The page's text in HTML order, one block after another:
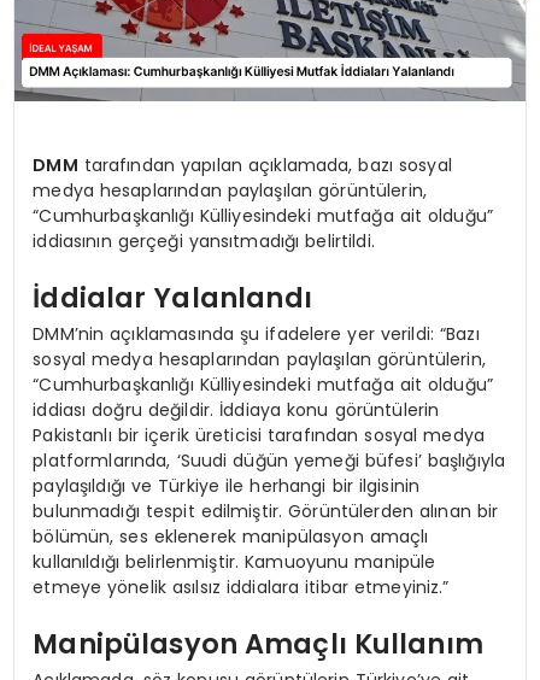
DMM tarafından yapılan açıklamada, bazı sosyal
medya hesaplarından paylaşılan görüntülerin,
“Cumhurbaşkanlığı Külliyesindeki mutfağa ait olduğu”
iddiasının gerçeği yansıtmadığı belirtildi.
İddialar Yalanlandı
DMM’nin açıklamasında şu ifadelere yer verildi: “Bazı
sosyal medya hesaplarından paylaşılan görüntülerin,
“Cumhurbaşkanlığı Külliyesindeki mutfağa ait olduğu”
iddiası doğru değildir. İddiaya konu görüntülerin
Pakistanlı bir içerik üreticisi tarafından sosyal medya
platformlarında, ‘Suudi düğün yemeği büfesi’ başlığıyla
paylaşıldığı ve Türkiye ile herhangi bir ilgisinin
bulunmadığı tespit edilmiştir. Görüntülerden alınan bir
bölümün, ses eklenerek manipülasyon amaçlı
kullanıldığı belirlenmiştir. Kamuoyunu manipüle
etmeye yönelik asılsız iddialara itibar etmeyiniz.”
Manipülasyon Amaçlı Kullanım